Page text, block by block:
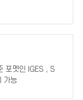
포멧인 IGES , S
가능